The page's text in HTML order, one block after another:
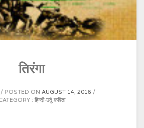
तिरंगा
POSTED ON AUGUST 14, 2016
: हिन्दी-उर्दू कविता